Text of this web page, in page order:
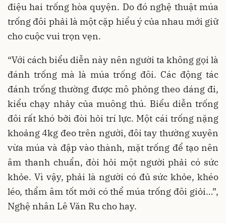
điệu hai trống hòa quyện. Do đó nghệ thuật múa
trống đôi phải là một cặp hiểu ý của nhau mới giữ
cho cuộc vui trọn vẹn.
“Với cách biểu diễn này nên người ta không gọi là
đánh trống mà là múa trống đôi. Các động tác
đánh trống thường được mô phỏng theo dáng đi,
kiểu chạy nhảy của muông thú. Biểu diễn trống
đôi rất khó bởi đòi hỏi trí lực. Một cái trống nặng
khoảng 4kg đeo trên người, đôi tay thường xuyên
vừa múa và đập vào thành, mặt trống để tạo nên
âm thanh chuẩn, đòi hỏi một người phải có sức
khỏe. Vì vậy, phải là người có đủ sức khỏe, khéo
léo, thẩm âm tốt mới có thể múa trống đôi giỏi…”,
Nghệ nhân Lê Văn Ru cho hay.